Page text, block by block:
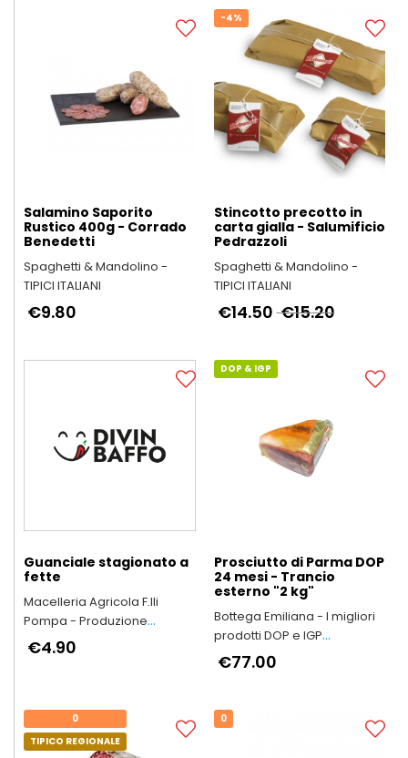
Salamino Saporito
Rustico 400g - Corrado
Benedetti
Spaghetti & Mandolino -
TIPICI ITALIANI
€9.80
-4%
Stincotto precotto in
carta gialla - Salumificio
Pedrazzoli
Spaghetti & Mandolino -
TIPICI ITALIANI
€15.20
€14.50
Guanciale stagionato a
fette
Macelleria Agricola F.lli
Pompa - Produzione
Arrosticini Abruzzesi
artigianali
€4.90
DOP & IGP
Prosciutto di Parma DOP
24 mesi - Trancio
esterno "2 kg"
Bottega Emiliana - I migliori
prodotti DOP e IGP
dell'Emilia-Romagna
€77.00
0
TIPICO REGIONALE
0